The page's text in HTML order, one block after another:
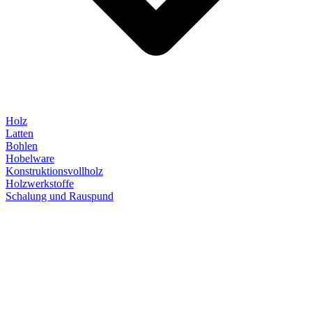
Holz
Latten
Bohlen
Hobelware
Konstruktionsvollholz
Holzwerkstoffe
Schalung und Rauspund